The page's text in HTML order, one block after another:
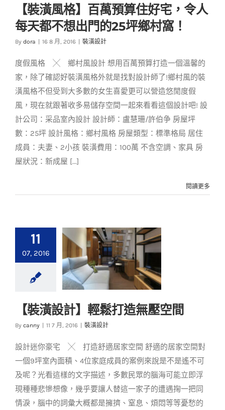
【裝潢風格】百萬預
算住好宅，令人每天
都不想出門的25坪鄉
村窩！
裝潢設計
【裝潢風格】百萬預算住好宅，令人
每天都不想出門的25坪鄉村窩！
By dora 16 8 月, 2016 裝潢設計
度假風格 ╳ 鄉村風設計 想用百萬預算打造一個溫馨的
家，除了確認好裝潢風格外就是找對設計師了!鄉村風的裝
潢風格不但受到大多數的女生喜愛更可以營造悠閒度假
風，現在就跟著收多易儲存空間一起來看看這個設計吧! 設
計公司：采品室內設計 設計師：盧慧珊/許伯争 房屋坪
數：25坪 設計風格：鄉村風格 房屋類型：標準格局 居住
成員：夫妻、2小孩 裝潢費用：100萬 不含空調、家具 房
屋狀況：新成屋 [...]
閱讀更多
11
07, 2016
裝潢設計
【裝潢設計】輕鬆打造無壓空間
By canny 11 7 月, 2016 裝潢設計
設計迷你豪宅 ╳ 打造舒適居家空間 舒適的居家空間對
一個9坪室內面積、4位家庭成員的案例來說是不是遙不可
及呢？光看這樣的文字描述，多數民眾的腦海可能立即浮
現種種悲慘想像，幾乎要讓人替這一家子的遭遇掬一把同
情淚，腦中的詞彙大概都是擁擠、窒息、煩悶等等憂愁的